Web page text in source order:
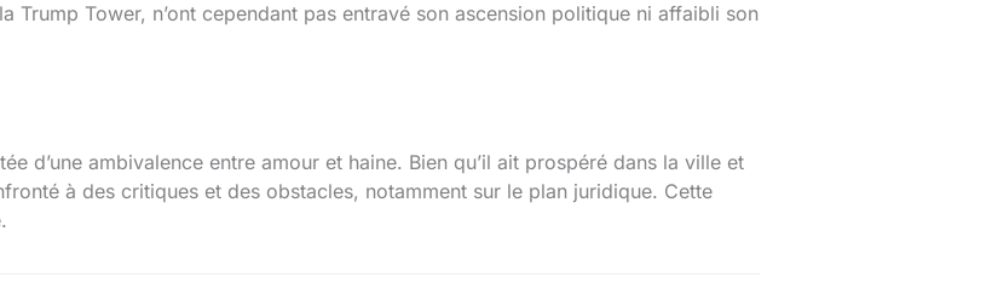
Trump Tower, n’ont cependant pas entravé son ascension politique ni affaibli son
d’une ambivalence entre amour et haine. Bien qu’il ait prospéré dans la ville et
à des critiques et des obstacles, notamment sur le plan juridique. Cette